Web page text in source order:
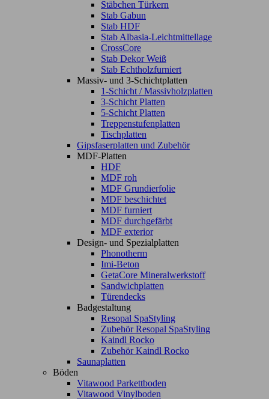
Stäbchen Türkern
Stab Gabun
Stab HDF
Stab Albasia-Leichtmittellage
CrossCore
Stab Dekor Weiß
Stab Echtholzfurniert
Massiv- und 3-Schichtplatten
1-Schicht / Massivholzplatten
3-Schicht Platten
5-Schicht Platten
Treppenstufenplatten
Tischplatten
Gipsfaserplatten und Zubehör
MDF-Platten
HDF
MDF roh
MDF Grundierfolie
MDF beschichtet
MDF furniert
MDF durchgefärbt
MDF exterior
Design- und Spezialplatten
Phonotherm
Imi-Beton
GetaCore Mineralwerkstoff
Sandwichplatten
Türendecks
Badgestaltung
Resopal SpaStyling
Zubehör Resopal SpaStyling
Kaindl Rocko
Zubehör Kaindl Rocko
Saunaplatten
Böden
Vitawood Parkettboden
Vitawood Vinylboden